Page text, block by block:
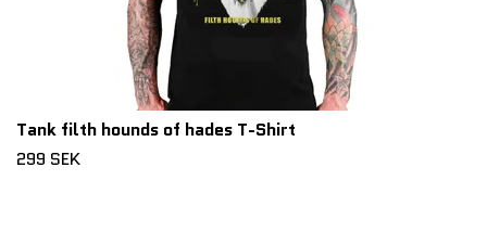
Tank filth hounds of hades T-Shirt
299 SEK